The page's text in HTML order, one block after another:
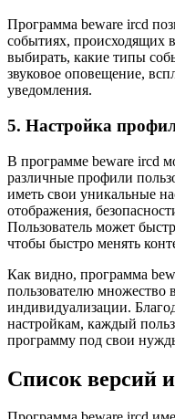
Программа beware ircd
событиях, происходящих
выбирать, какие типы
звуковое оповещение,
уведомления.
5. Настройка
В программе beware ircd
различные профили
иметь свои уникальные
отображения,
Пользователь может
чтобы быстро менять
Как видно, программа
пользователю множество
индивидуализации.
настройкам, каждый
программу под свои
Список версий